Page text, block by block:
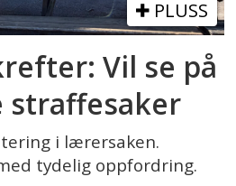
PLUSS
Vil se på
straffesaker
i lærersaken.
tydelig oppfordring.